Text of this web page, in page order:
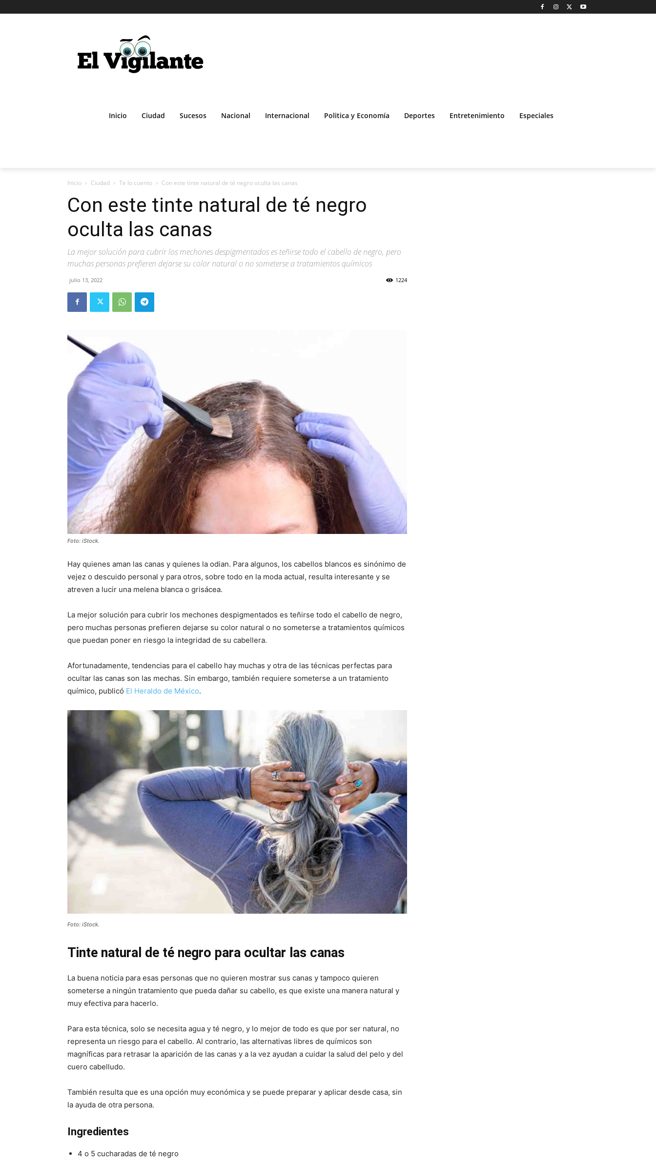
Inicio Ciudad Sucesos Nacional Internacional Politica y Economía Deportes Entretenimiento Especiales
Inicio Ciudad Te lo cuento Con este tinte natural de té negro oculta las canas
Con este tinte natural de té negro
oculta las canas
La mejor solución para cubrir los mechones despigmentados es teñirse todo el cabello de negro, pero
muchas personas prefieren dejarse su color natural o no someterse a tratamientos químicos
julio 13, 2022 1224
Foto: iStock.
Hay quienes aman las canas y quienes la odian. Para algunos, los cabellos blancos es sinónimo de
vejez o descuido personal y para otros, sobre todo en la moda actual, resulta interesante y se
atreven a lucir una melena blanca o grisácea.
La mejor solución para cubrir los mechones despigmentados es teñirse todo el cabello de negro,
pero muchas personas prefieren dejarse su color natural o no someterse a tratamientos químicos
que puedan poner en riesgo la integridad de su cabellera.
Afortunadamente, tendencias para el cabello hay muchas y otra de las técnicas perfectas para
ocultar las canas son las mechas. Sin embargo, también requiere someterse a un tratamiento
químico, publicó El Heraldo de México.
Foto: iStock.
Tinte natural de té negro para ocultar las canas
La buena noticia para esas personas que no quieren mostrar sus canas y tampoco quieren
someterse a ningún tratamiento que pueda dañar su cabello, es que existe una manera natural y
muy efectiva para hacerlo.
Para esta técnica, solo se necesita agua y té negro, y lo mejor de todo es que por ser natural, no
representa un riesgo para el cabello. Al contrario, las alternativas libres de químicos son
magníficas para retrasar la aparición de las canas y a la vez ayudan a cuidar la salud del pelo y del
cuero cabelludo.
También resulta que es una opción muy económica y se puede preparar y aplicar desde casa, sin
la ayuda de otra persona.
Ingredientes
4 o 5 cucharadas de té negro